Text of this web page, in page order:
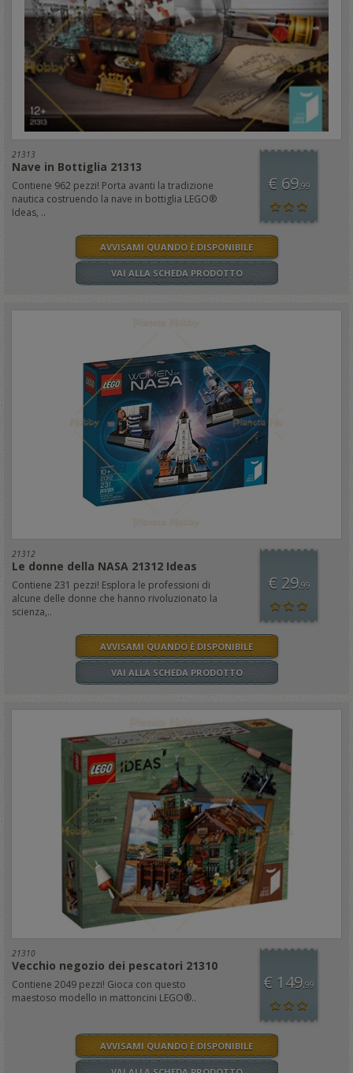
21313
Nave in Bottiglia 21313
Contiene 962 pezzi! Porta avanti la tradizione
nautica costruendo la nave in bottiglia LEGO®
Ideas, ..
€ 69,99
AVVISAMI QUANDO È DISPONIBILE
VAI ALLA SCHEDA PRODOTTO
21312
Le donne della NASA 21312 Ideas
Contiene 231 pezzi! Esplora le professioni di
alcune delle donne che hanno rivoluzionato la
scienza,..
€ 29,99
AVVISAMI QUANDO È DISPONIBILE
VAI ALLA SCHEDA PRODOTTO
21310
Vecchio negozio dei pescatori 21310
Contiene 2049 pezzi! Gioca con questo
maestoso modello in mattoncini LEGO®..
€ 149,99
AVVISAMI QUANDO È DISPONIBILE